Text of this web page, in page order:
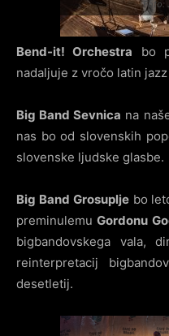
Foto:
Bend-it! Orchestra bo
nadaljuje z vročo latin
Big Band Sevnica na
nas bo od slovenskih
slovenske ljudske glasbe.
Big Band Grosupljebo
preminulemuGordonu
bigbandovskega vala,
reinterpretacij
desetletij.